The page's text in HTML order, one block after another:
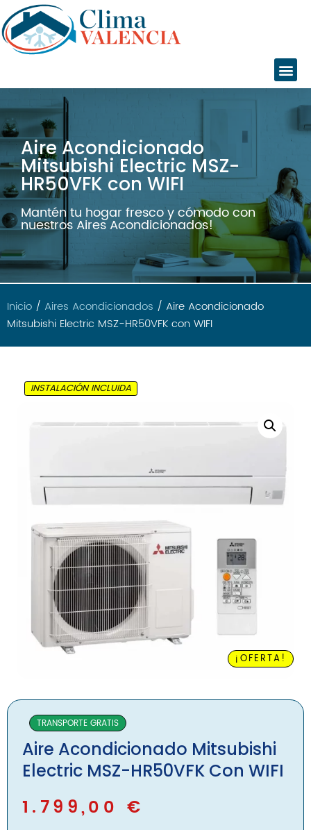
Servicios
Instalaciones
Servicio Técnico
Catálogo
Marcas
Daikin
Daitsu
Fujitsu
Panasonic
Hasta 4000
Hasta 4500
Hasta 6000
Split 1×1
MultiSplit 2×1
Blog
Inicio
Servicios
Aire Acondicionado
Mitsubishi Electric MSZ-
HR50VFK con WIFI
Mantén tu hogar fresco y cómodo con
nuestros Aires Acondicionados!
Inicio / Aires Acondicionados / Aire Acondicionado
Mitsubishi Electric MSZ-HR50VFK con WIFI
¡OFERTA!
INSTALACIÓN INCLUIDA
TRANSPORTE GRATIS
Aire Acondicionado Mitsubishi
Electric MSZ-HR50VFK Con WIFI
1.799,00 €